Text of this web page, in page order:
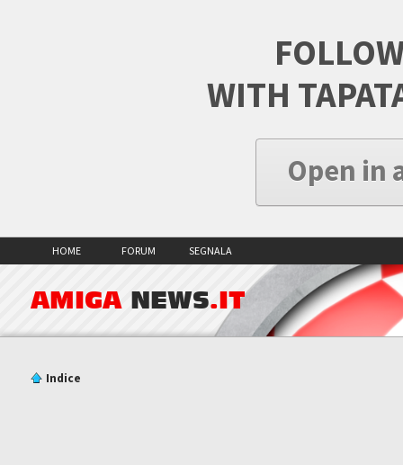
WITH
Open in
HOME FORUM SEGNALA
AMIGA NEWS.IT
Indice